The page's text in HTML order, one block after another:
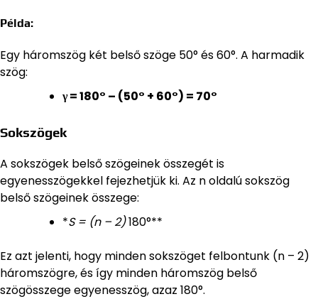
Példa:
Egy háromszög két belső szöge 50° és 60°. A harmadik
szög:
γ = 180° – (50° + 60°) = 70°
Sokszögek
A sokszögek belső szögeinek összegét is
egyenesszögekkel fejezhetjük ki. Az n oldalú sokszög
belső szögeinek összege:
*S = (n – 2)180°**
Ez azt jelenti, hogy minden sokszöget felbontunk (n – 2)
háromszögre, és így minden háromszög belső
szögösszege egyenesszög, azaz 180°.